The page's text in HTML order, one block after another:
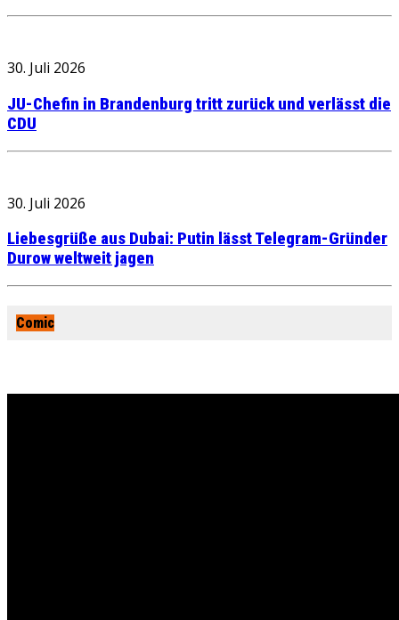
30. Juli 2026
JU-Chefin in Brandenburg tritt zurück und verlässt die
CDU
30. Juli 2026
Liebesgrüße aus Dubai: Putin lässt Telegram-Gründer
Durow weltweit jagen
Comic